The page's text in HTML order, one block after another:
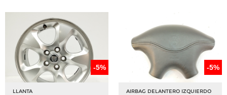
-5%
LLANTA
-5%
AIRBAG DELANTERO IZQUIERDO